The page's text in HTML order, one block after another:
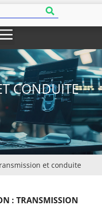
CONDUITE
et conduite
: TRANSMISSION